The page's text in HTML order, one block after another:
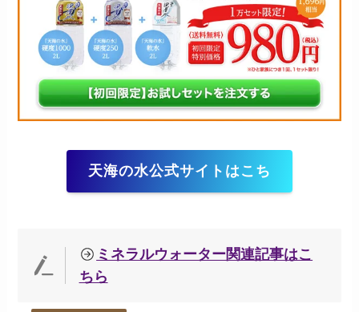
天海の水公式サイトはこち
ミネラルウォーター関連記事はこ
ちら